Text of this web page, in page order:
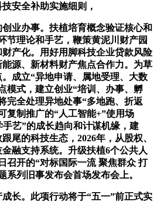
安全补助实施细则，
办事。扶植培育概念验证核心和
节理论和手艺，鞭策黄泥川财产园
产化。用好用脚科技企业贷款风险
源、新材料财产焦点合作力。为草
成立“异地申请、属地受理、大数
模式，建立创业“培训、办事、孵
完全处理异地处事“多地跑、折返
复制推广的“人工智能+”使用场
艺”的成长趋向和计谋机缘，建
尾的科技生态，2026年，从股权、
融支持系统。升级扶植6个公共人
召开的“对标国际一流 聚焦群众 打
系列旧事发布会首场发布会上。
。此项行动将于“五一”前正式实